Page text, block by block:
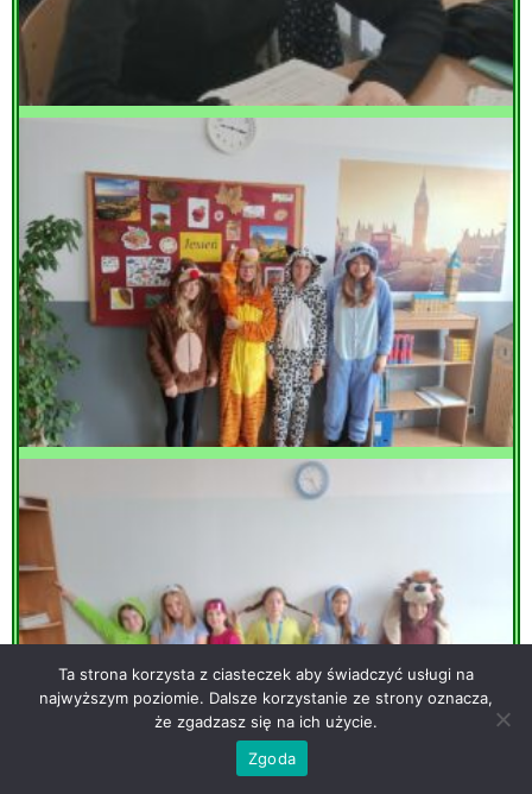
Ta strona korzysta z ciasteczek aby świadczyć usługi na
najwyższym poziomie. Dalsze korzystanie ze strony oznacza,
że zgadzasz się na ich użycie.
Zgoda